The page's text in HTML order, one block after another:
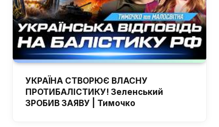
УКРАЇНА СТВОРЮЄ ВЛАСНУ
ПРОТИБАЛІСТИКУ! Зеленський
ЗРОБИВ ЗАЯВУ | Тимочко